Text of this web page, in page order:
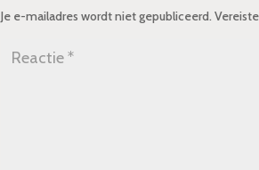
Je e-mailadres wordt niet gepubliceerd.